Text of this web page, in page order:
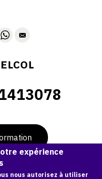
expérience
nous autorisez à utiliser